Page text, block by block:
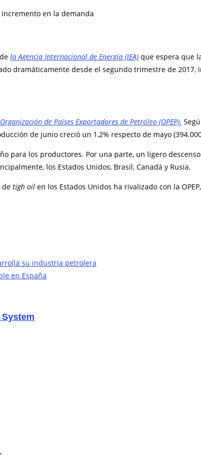
la Agencia Internacional de Energía (IEA) que espera que
dramáticamente desde el segundo trimestre de
Organización de Países Exportadores de Petróleo (OPEP).
de junio creció un 1,2% respecto de mayo
para los productores. Por una parte, un ligero
los Estados Unidos, Brasil, Canadá y Rusia.
de tigh oil en los Estados Unidos ha rivalizado con la
su industria petrolera
en España